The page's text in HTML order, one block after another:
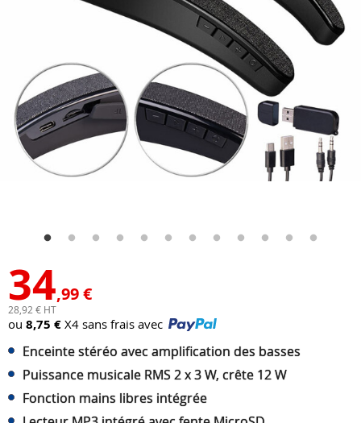
34,99 €
28,92 € HT
ou 8,75 € X4 sans frais avec
Enceinte stéréo avec amplification des basses
Puissance musicale RMS 2 x 3 W, crête 12 W
Fonction mains libres intégrée